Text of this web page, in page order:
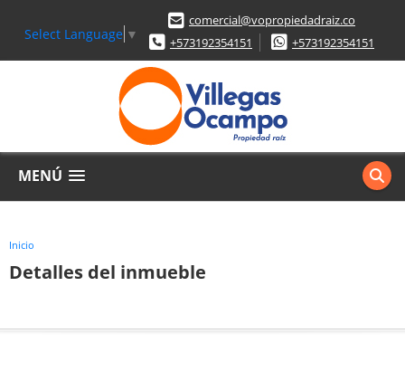
Select Language ▼
comercial@vopropiedadraiz.co
+573192354151
+573192354151
MENÚ
Inicio
Detalles del inmueble